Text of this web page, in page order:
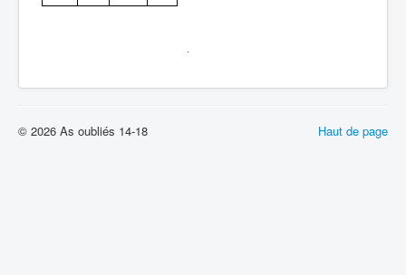
Haut de page
© 2026 As oubliés 14-18